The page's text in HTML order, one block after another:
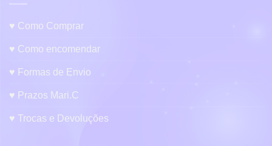
♥ Como Comprar
♥ Como encomendar
♥ Formas de Envio
♥ Prazos Mari.C
♥ Trocas e Devoluções